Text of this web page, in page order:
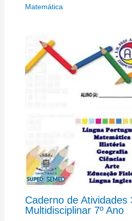
Matemática
Caderno de Atividades
Multidisciplinar 7º Ano